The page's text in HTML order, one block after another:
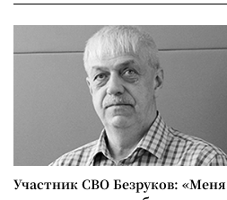
Участник СВО Безруков: «Меня